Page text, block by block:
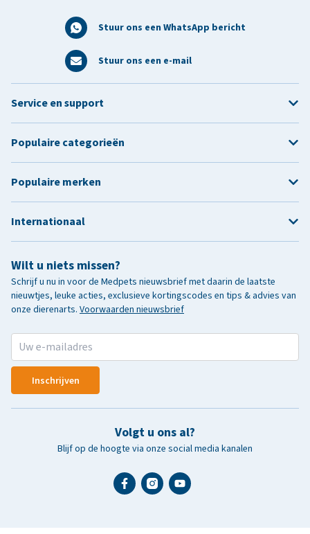
Stuur ons een WhatsApp bericht
Stuur ons een e-mail
Wilt u niets missen?
Schrijf u nu in voor de Medpets nieuwsbrief met daarin de laatste
nieuwtjes, leuke acties, exclusieve kortingscodes en tips & advies van
onze dierenarts. Voorwaarden nieuwsbrief
Inschrijven
Volgt u ons al?
Blijf op de hoogte via onze social media kanalen
Service en support
Populaire categorieën
Populaire merken
Internationaal